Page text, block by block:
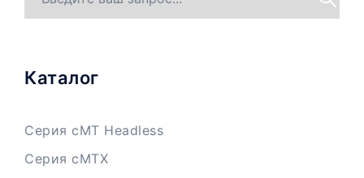
Каталог
Серия cMT Headless
Серия cMTX